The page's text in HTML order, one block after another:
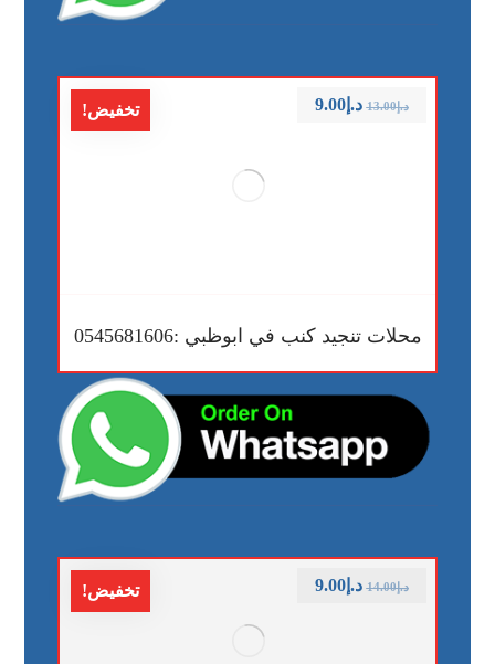
تخفيض!
محلات تنجيد كنب في ابوظبي :0545681606
د.إ13.00 د.إ9.00
تخفيض! د.إ14.00 د.إ9.00